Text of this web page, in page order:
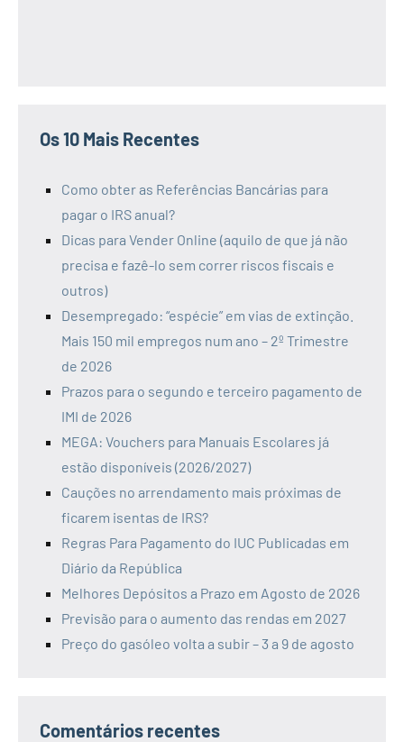
Os 10 Mais Recentes
Como obter as Referências Bancárias para
pagar o IRS anual?
Dicas para Vender Online (aquilo de que já não
precisa e fazê-lo sem correr riscos fiscais e
outros)
Desempregado: “espécie” em vias de extinção.
Mais 150 mil empregos num ano – 2º Trimestre
de 2026
Prazos para o segundo e terceiro pagamento de
IMI de 2026
MEGA: Vouchers para Manuais Escolares já
estão disponíveis (2026/2027)
Cauções no arrendamento mais próximas de
ficarem isentas de IRS?
Regras Para Pagamento do IUC Publicadas em
Diário da República
Melhores Depósitos a Prazo em Agosto de 2026
Previsão para o aumento das rendas em 2027
Preço do gasóleo volta a subir – 3 a 9 de agosto
Comentários recentes